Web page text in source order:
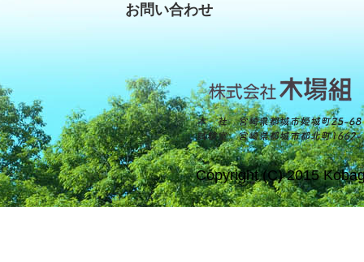
お問い合わせ
Copyright (C) 2015